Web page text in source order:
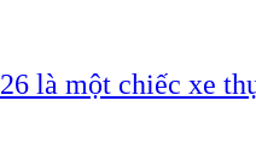
là một chiếc xe